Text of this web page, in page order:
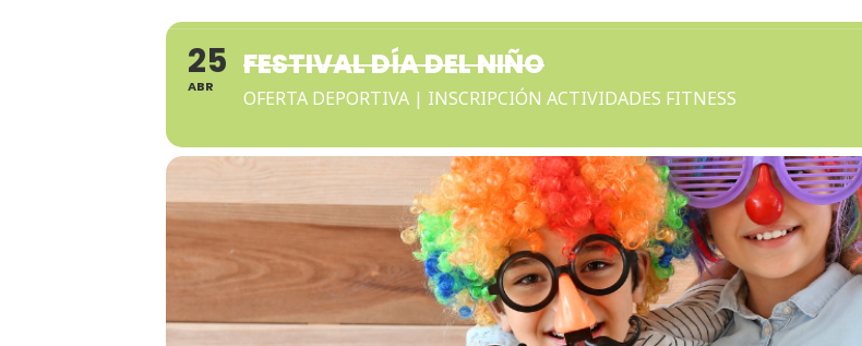
25
ABR
FESTIVAL DÍA DEL NIÑO
OFERTA DEPORTIVA | INSCRIPCIÓN ACTIVIDADES FITNESS